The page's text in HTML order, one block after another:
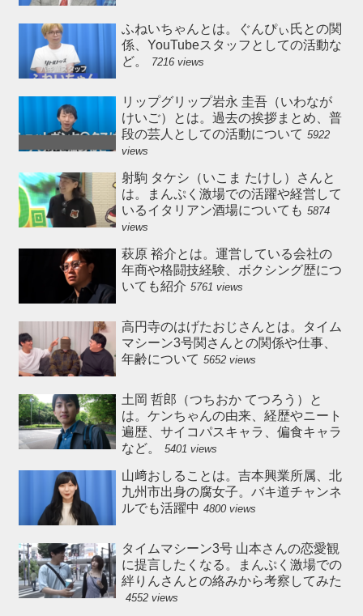
ふねいちゃんとは。ぐんぴぃ氏との関
係、YouTubeスタッフとしての活動な
ど。
7216 views
リップグリップ岩永 圭吾（いわなが
けいご）とは。過去の挨拶まとめ、普
段の芸人としての活動について 5922
views
射駒 タケシ（いこま たけし）さんと
は。まんぷく激場での活躍や経営して
いるイタリアン酒場についても 5874
views
萩原 裕介とは。運営している会社の
年商や格闘技経験、ボクシング歴につ
いても紹介 5761 views
高円寺のはげたおじさんとは。タイム
マシーン3号関さんとの関係や仕事、
年齢について 5652 views
土岡 哲郎（つちおか てつろう）と
は。ケンちゃんの由来、経歴やニート
遍歴、サイコパスキャラ、偏食キャラ
など。
5401 views
山﨑おしることは。吉本興業所属、北
九州市出身の腐女子。バキ道チャンネ
ルでも活躍中 4800 views
タイムマシーン3号 山本さんの恋愛観
に提言したくなる。まんぷく激場での
絆りんさんとの絡みから考察してみた
4552 views